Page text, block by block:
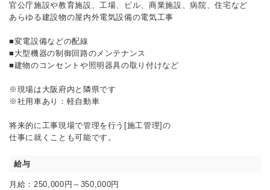
官公庁施設や教育施設、工場、ビル、商業施設、病院、住宅など
あらゆる建設物の屋内外電気設備の電気工事
■変電設備などの配線
■大型機器の制御回路のメンテナンス
■建物のコンセントや照明器具の取り付けなど
※現場は大阪府内と隣県です
※社用車あり：軽自動車
将来的に工事現場で管理を行う[施工管理]の
仕事に就くことも可能です。
給与
月給：250,000円～350,000円